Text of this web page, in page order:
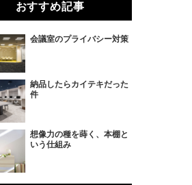
おすすめ記事
会議室のプライバシー対策
納品したらカイテキだった
件
想像力の種を蒔く、本棚と
いう仕組み